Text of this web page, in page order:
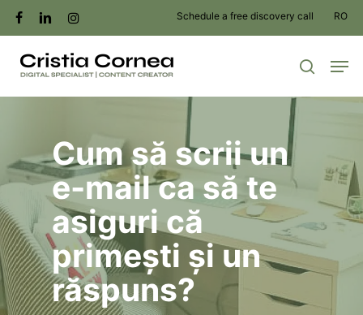
Skip
to
main
facebooklinkedininstagram Schedule a free discovery call RO
search
Cum să scrii un
e-mail ca să te
asiguri că
primești și un
răspuns?